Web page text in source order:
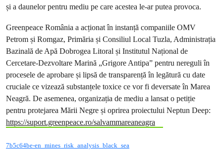
și a daunelor pentru mediu pe care acestea le-ar putea provoca.
Greenpeace România a acționat în instanță companiile OMV
Petrom și Romgaz, Primăria și Consiliul Local Tuzla, Administrația
Bazinală de Apă Dobrogea Litoral și Institutul Național de
Cercetare-Dezvoltare Marină „Grigore Antipa” pentru nereguli în
procesele de aprobare și lipsă de transparență în legătură cu date
cruciale ce vizează substanțele toxice ce vor fi deversate în Marea
Neagră. De asemenea, organizația de mediu a lansat o petiție
pentru protejarea Mării Negre și oprirea proiectului Neptun Deep:
https://suport.greenpeace.ro/salvammareaneagra
7b5c64be-en_mines_risk_analysis_black_sea